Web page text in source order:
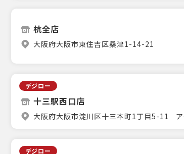
杭全店
大阪府大阪市東住吉区桑津1-14-21
デジロー
十三駅西口店
大阪府大阪市淀川区十三本町1丁目5-11 ア
デジロー